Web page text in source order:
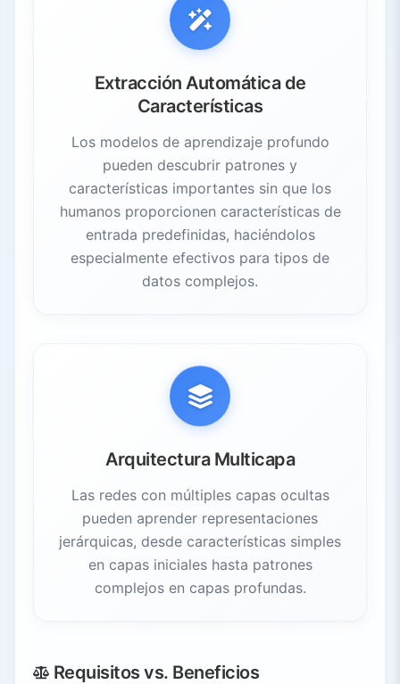
Extracción Automática de
Características
Los modelos de aprendizaje profundo
pueden descubrir patrones y
características importantes sin que los
humanos proporcionen características de
entrada predefinidas, haciéndolos
especialmente efectivos para tipos de
datos complejos.
Arquitectura Multicapa
Las redes con múltiples capas ocultas
pueden aprender representaciones
jerárquicas, desde características simples
en capas iniciales hasta patrones
complejos en capas profundas.
Requisitos vs. Beneficios